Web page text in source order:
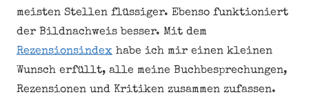
meisten Stellen flüssiger. Ebenso funktioniert
der Bildnachweis besser. Mit dem
Rezensionsindex habe ich mir einen kleinen
Wunsch erfüllt, alle meine Buchbesprechungen,
Rezensionen und Kritiken zusammen zufassen.